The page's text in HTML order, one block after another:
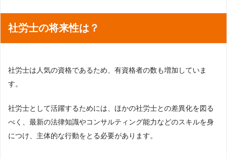
社労士の将来性は？
社労士は人気の資格であるため、有資格者の数も増加していま
す。
社労士として活躍するためには、ほかの社労士との差異化を図る
べく、最新の法律知識やコンサルティング能力などのスキルを身
につけ、主体的な行動をとる必要があります。